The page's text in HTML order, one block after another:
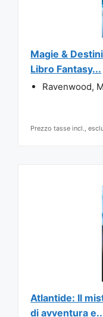
Magie &
Libro Fantasy...
Ravenwood,
Prezzo tasse incl.,
Atlantide: Il
di avventura